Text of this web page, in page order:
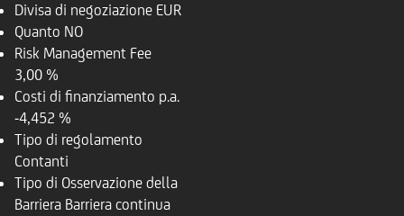
Divisa di negoziazione EUR
Quanto NO
Risk Management Fee
3,00 %
Costi di finanziamento p.a.
-4,452 %
Tipo di regolamento
Contanti
Tipo di Osservazione della
Barriera Barriera continua